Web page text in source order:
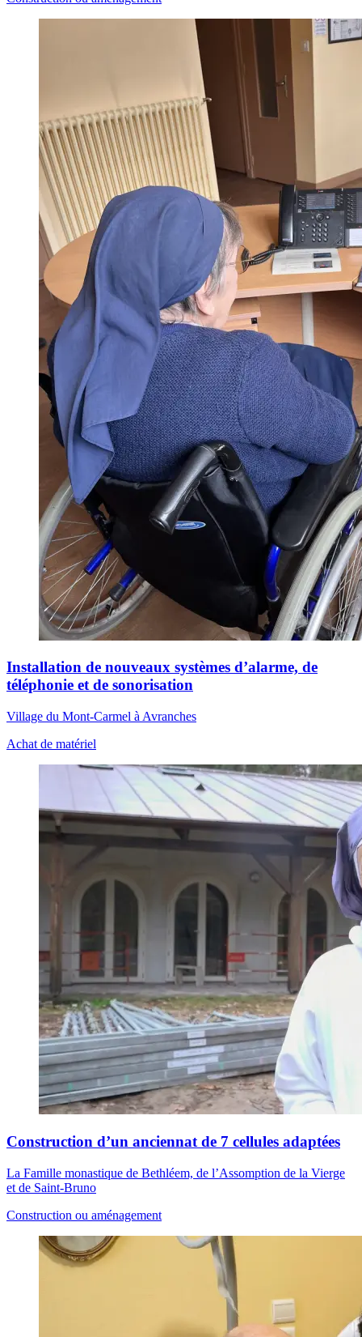
Installation de nouveaux systèmes d’alarme, de
téléphonie et de sonorisation
Village du Mont-Carmel à Avranches
Achat de matériel
Construction d’un anciennat de 7 cellules adaptées
La Famille monastique de Bethléem, de l’Assomption de la Vierge
et de Saint-Bruno
Construction ou aménagement